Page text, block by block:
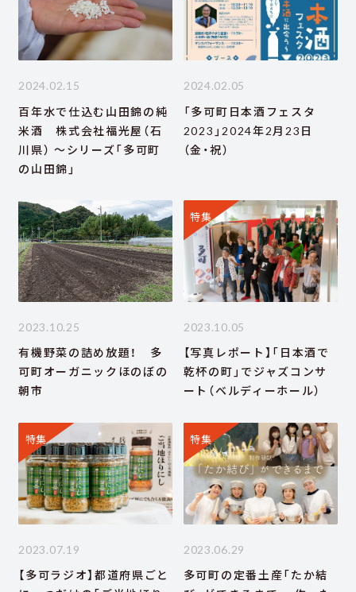
2024.02.15
百年水で仕込む山田錦の純
米酒 株式会社福光屋（石
川県） ～シリーズ「多可町
の山田錦」
2024.02.05
「多可町日本酒フェスタ
2023」2024年2月23日
（金・祝）
2023.10.25
有機野菜の詰め放題！ 多
可町オーガニックほのぼの
朝市
特集
2023.10.05
【写真レポート】「日本酒で
乾杯の町」でジャズコンサ
ート（ベルディーホール）
特集
2023.07.19
【多可ラジオ】都道府県ごと
特集
2023.06.29
多可町の定番土産「たか結